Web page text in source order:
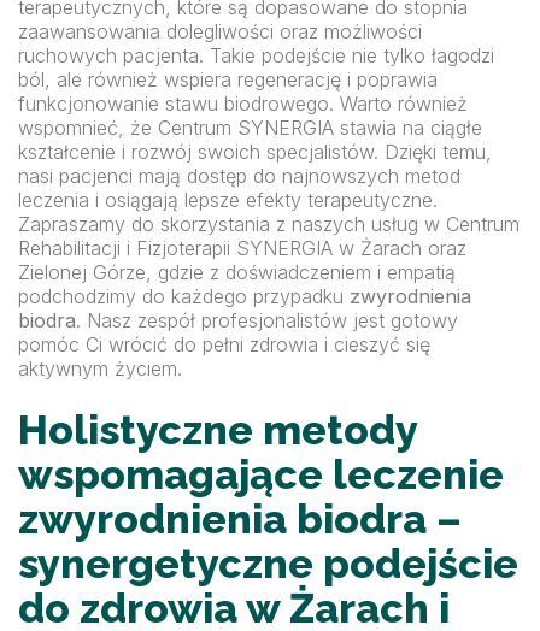
terapeutycznych, które są dopasowane do stopnia
zaawansowania dolegliwości oraz możliwości
ruchowych pacjenta. Takie podejście nie tylko łagodzi
ból, ale również wspiera regenerację i poprawia
funkcjonowanie stawu biodrowego. Warto również
wspomnieć, że Centrum SYNERGIA stawia na ciągłe
kształcenie i rozwój swoich specjalistów. Dzięki temu,
nasi pacjenci mają dostęp do najnowszych metod
leczenia i osiągają lepsze efekty terapeutyczne.
Zapraszamy do skorzystania z naszych usług w Centrum
Rehabilitacji i Fizjoterapii SYNERGIA w Żarach oraz
Zielonej Górze, gdzie z doświadczeniem i empatią
podchodzimy do każdego przypadku zwyrodnienia
biodra. Nasz zespół profesjonalistów jest gotowy
pomóc Ci wrócić do pełni zdrowia i cieszyć się
aktywnym życiem.
Holistyczne metody
wspomagające leczenie
zwyrodnienia biodra –
synergetyczne podejście
do zdrowia w Żarach i